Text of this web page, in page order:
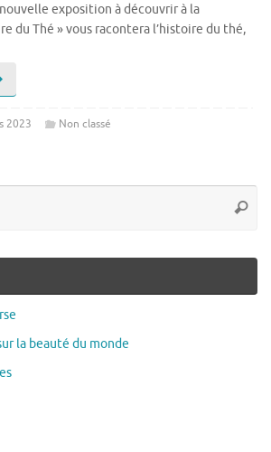
exposition à découvrir à la
du Thé » vous racontera l’histoire du thé,
2023 Non classé
la beauté du monde